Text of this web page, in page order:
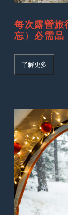
每次露營旅
忘）必需品
了解更多